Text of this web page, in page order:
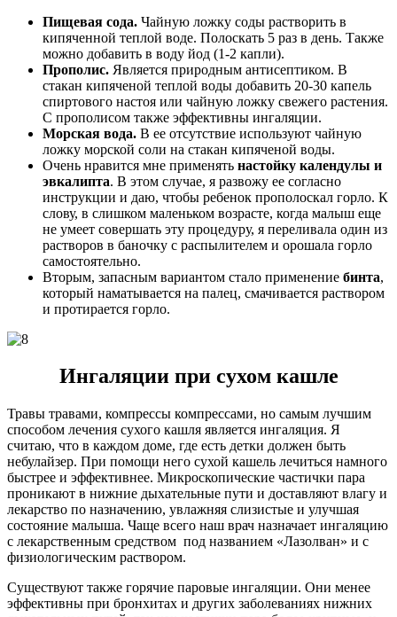
Пищевая сода. Чайную ложку соды растворить в
кипяченной теплой воде. Полоскать 5 раз в день. Также
можно добавить в воду йод (1-2 капли).
Прополис. Является природным антисептиком. В
стакан кипяченой теплой воды добавить 20-30 капель
спиртового настоя или чайную ложку свежего растения.
С прополисом также эффективны ингаляции.
Морская вода. В ее отсутствие используют чайную
ложку морской соли на стакан кипяченой воды.
Очень нравится мне применять настойку календулы и
эвкалипта. В этом случае, я развожу ее согласно
инструкции и даю, чтобы ребенок прополоскал горло. К
слову, в слишком маленьком возрасте, когда малыш еще
не умеет совершать эту процедуру, я переливала один из
растворов в баночку с распылителем и орошала горло
самостоятельно.
Вторым, запасным вариантом стало применение бинта,
который наматывается на палец, смачивается раствором
и протирается горло.
Ингаляции при сухом кашле
Травы травами, компрессы компрессами, но самым лучшим
способом лечения сухого кашля является ингаляция. Я
считаю, что в каждом доме, где есть детки должен быть
небулайзер. При помощи него сухой кашель лечиться намного
быстрее и эффективнее. Микроскопические частички пара
проникают в нижние дыхательные пути и доставляют влагу и
лекарство по назначению, увлажняя слизистые и улучшая
состояние малыша. Чаще всего наш врач назначает ингаляцию
с лекарственным средством под названием «Лазолван» и с
физиологическим раствором.
Существуют также горячие паровые ингаляции. Они менее
эффективны при бронхитах и других заболеваниях нижних